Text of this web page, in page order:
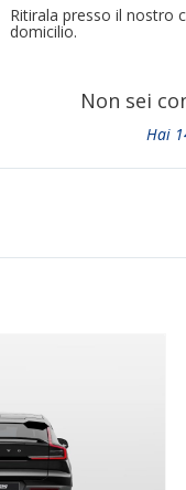
Ritirala presso il nostro
domicilio.
Non sei
Hai